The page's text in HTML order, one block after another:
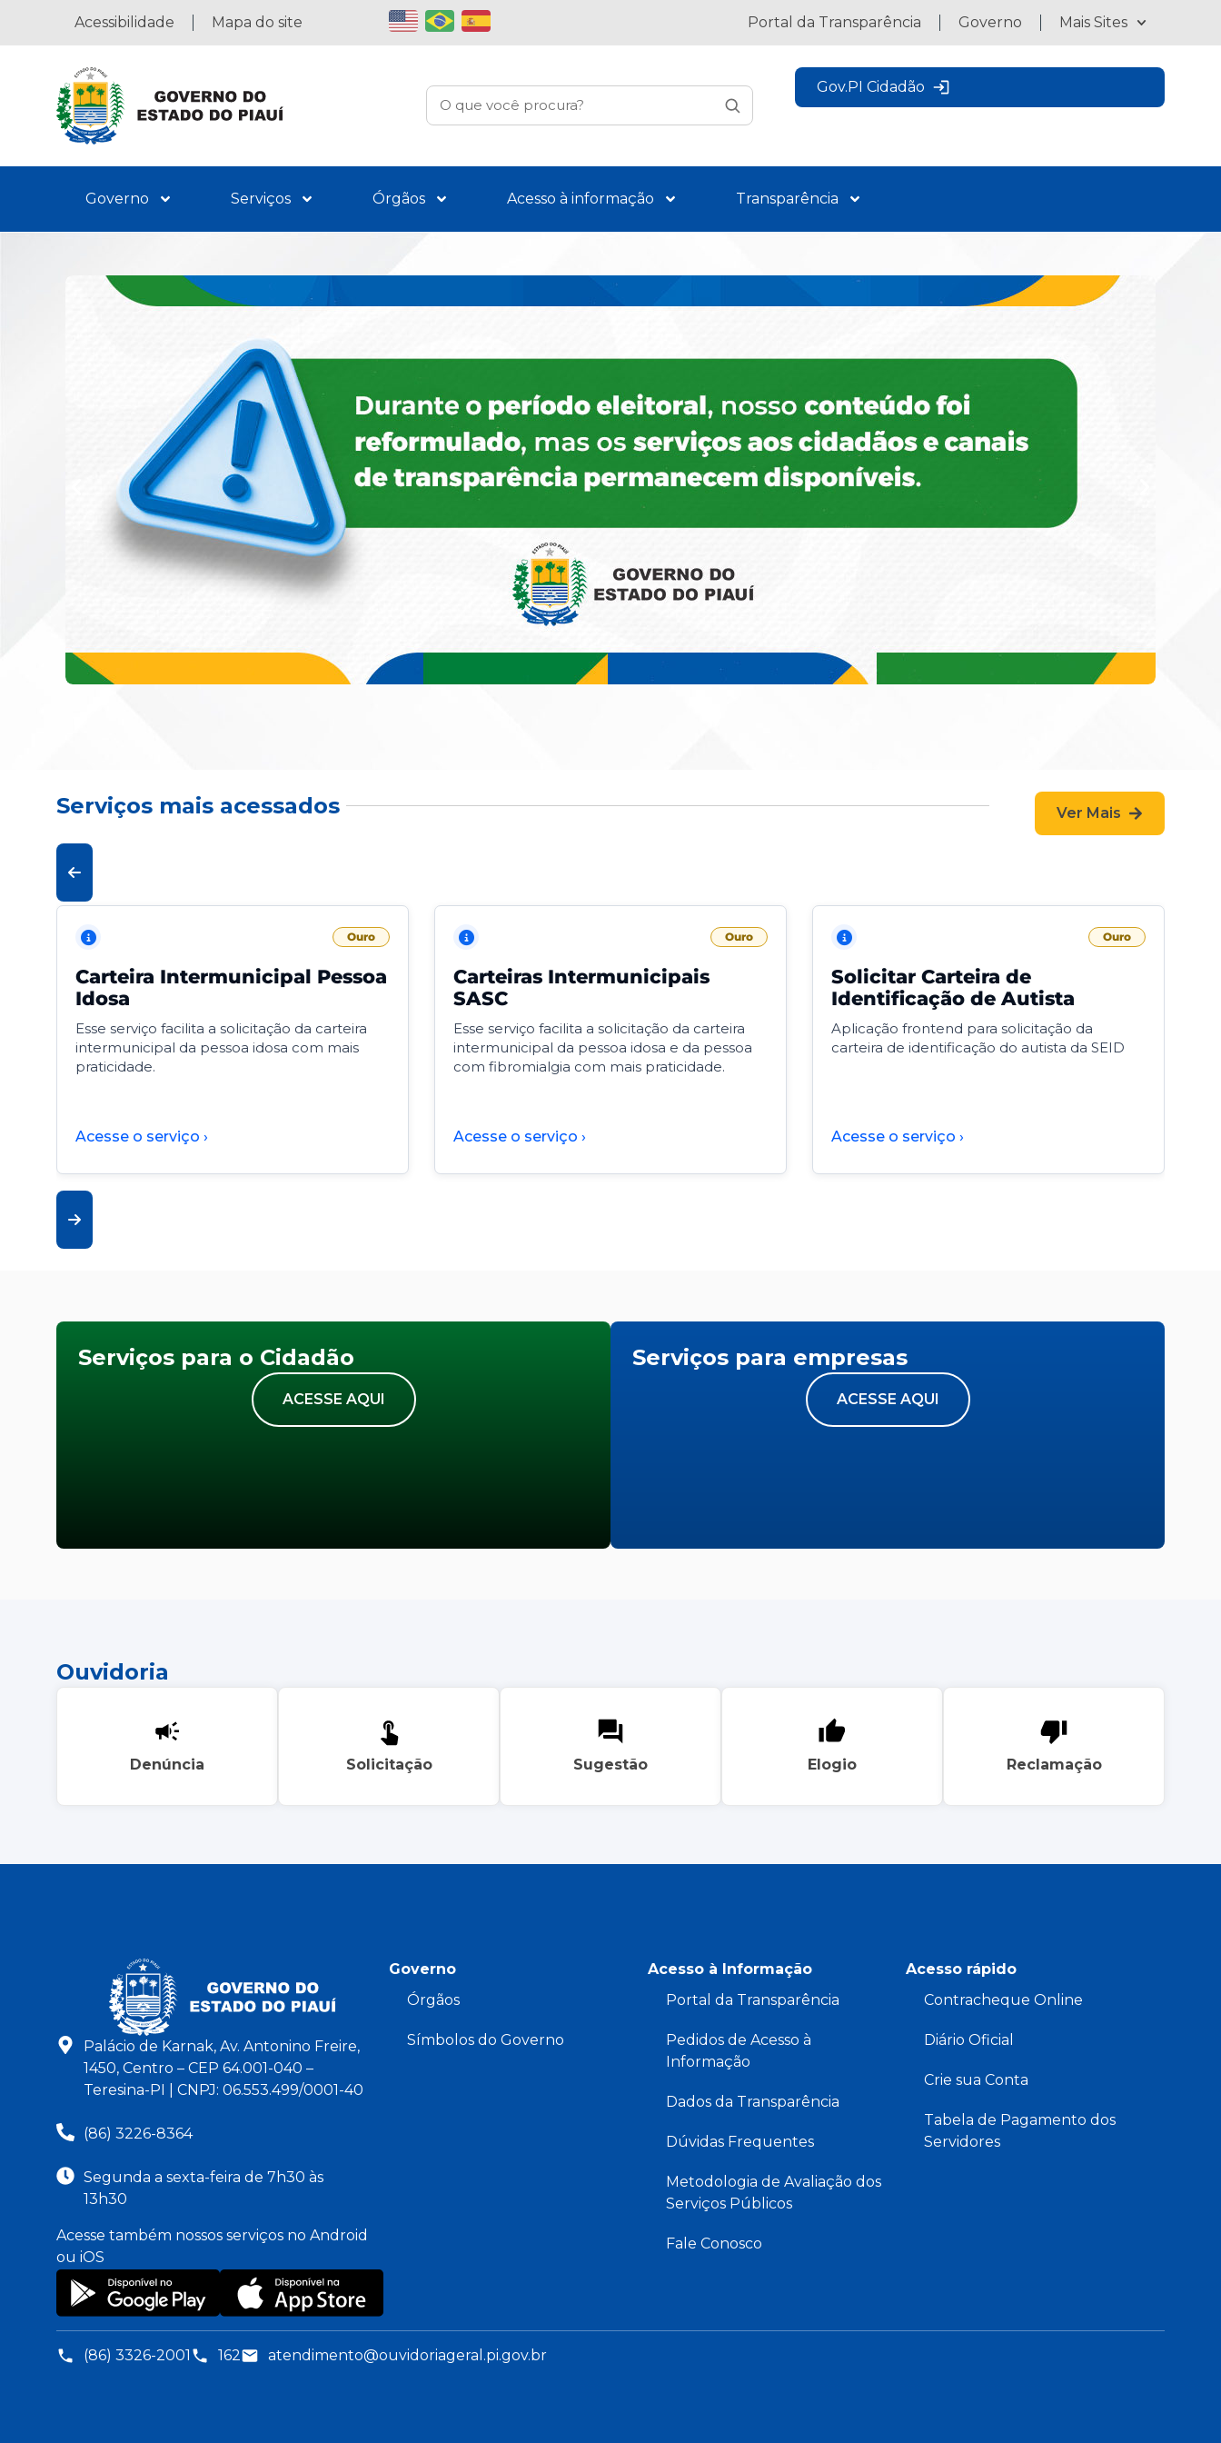
Acessibilidade Mapa do site Portal da Transparência Governo Mais Sites
Gov.PI Cidadão
Governo Serviços Órgãos Acesso à informação Transparência
Serviços mais acessados Ver Mais
Ouro
Carteira Intermunicipal Pessoa
Idosa
Esse serviço facilita a solicitação da carteira
intermunicipal da pessoa idosa com mais
praticidade.
Acesse o serviço ›
Ouro
Carteiras Intermunicipais
SASC
Esse serviço facilita a solicitação da carteira
intermunicipal da pessoa idosa e da pessoa
com fibromialgia com mais praticidade.
Acesse o serviço ›
Ouro
Solicitar Carteira de
Identificação de Autista
Aplicação frontend para solicitação da
carteira de identificação do autista da SEID
Acesse o serviço ›
Serviços para o Cidadão
ACESSE AQUI
Serviços para empresas
ACESSE AQUI
Ouvidoria
Denúncia Solicitação Sugestão Elogio Reclamação
Palácio de Karnak, Av. Antonino Freire,
1450, Centro – CEP 64.001-040 –
Teresina-PI | CNPJ: 06.553.499/0001-40
(86) 3226-8364
Segunda a sexta-feira de 7h30 às
13h30
Acesse também nossos serviços no Android
ou iOS
Governo
Órgãos
Símbolos do Governo
Acesso à Informação
Portal da Transparência
Pedidos de Acesso à
Informação
Dados da Transparência
Dúvidas Frequentes
Metodologia de Avaliação dos
Serviços Públicos
Fale Conosco
Acesso rápido
Contracheque Online
Diário Oficial
Crie sua Conta
Tabela de Pagamento dos
Servidores
(86) 3326-2001 162 atendimento@ouvidoriageral.pi.gov.br